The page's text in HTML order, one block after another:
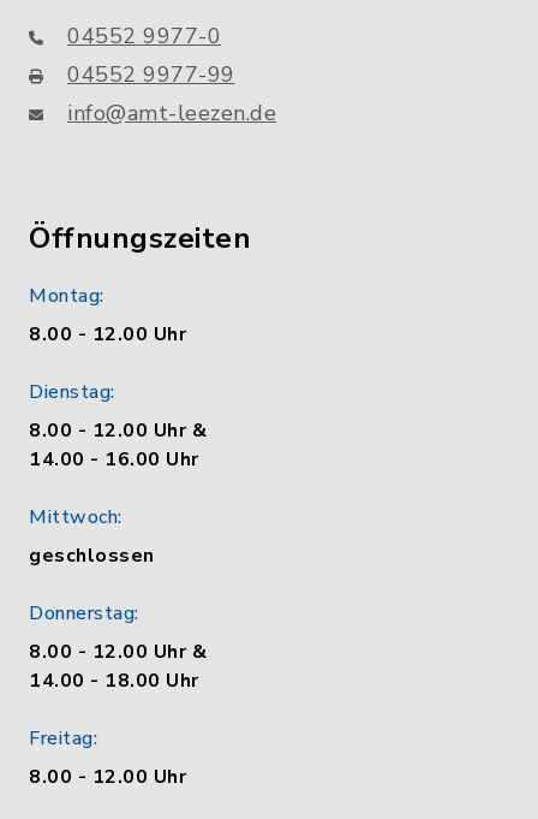
04552 9977-0
04552 9977-99
info@amt-leezen.de
Öffnungszeiten
Montag:
8.00 - 12.00 Uhr
Dienstag:
8.00 - 12.00 Uhr &
14.00 - 16.00 Uhr
Mittwoch:
geschlossen
Donnerstag:
8.00 - 12.00 Uhr &
14.00 - 18.00 Uhr
Freitag:
8.00 - 12.00 Uhr